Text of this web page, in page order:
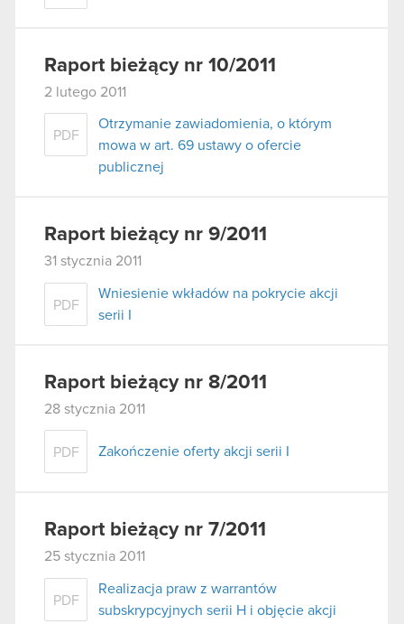
Raport bieżący nr 10/2011
2 lutego 2011
PDF
Otrzymanie zawiadomienia, o którym
mowa w art. 69 ustawy o ofercie
publicznej
Raport bieżący nr 9/2011
31 stycznia 2011
PDF
Wniesienie wkładów na pokrycie akcji
serii I
Raport bieżący nr 8/2011
28 stycznia 2011
PDF Zakończenie oferty akcji serii I
Raport bieżący nr 7/2011
25 stycznia 2011
PDF
Realizacja praw z warrantów
subskrypcyjnych serii H i objęcie akcji